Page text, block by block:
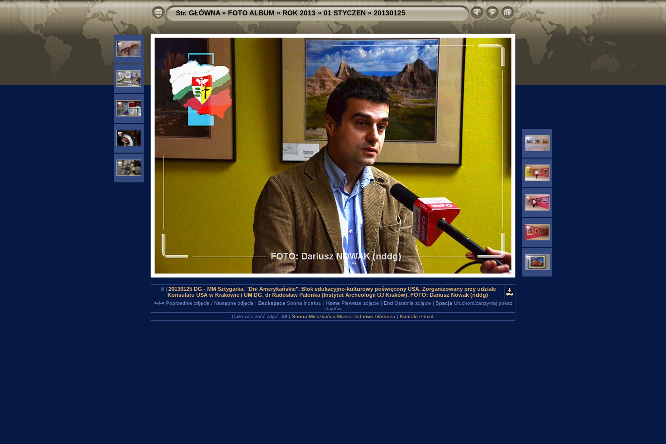
Str. GŁÓWNA»FOTO ALBUM»ROK 2013»01 STYCZEN»20130125
8 | 20130125 DG - MM Sztygarka. "Dni Amerykańskie". Blok edukacyjno-kulturowy poświęcony USA, Zorganizowany przy udziale
Konsulatu USA w Krakowie i UM DG. dr Radosław Palonka (Instytut Archeologii UJ Kraków). FOTO: Dariusz Nowak (nddg)
<-/->Poprzednie zdjęcie / Następne zdjęcie | Backspace Strona indeksu | Home Pierwsze zdjęcie | EndOstatnie zdjęcie | Spacja Uruchom/zatrzymaj pokaz
slajdów
Całkowita ilość zdjęć: 50 | Strona Mieszkańca Miasta Dąbrowa Górnicza | Kontakt e-mail: